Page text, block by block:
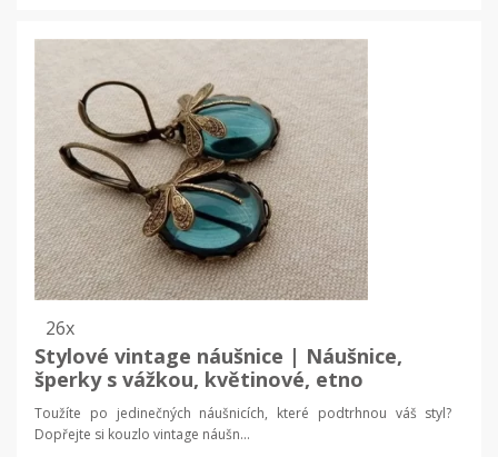
26x
Stylové vintage náušnice | Náušnice,
šperky s vážkou, květinové, etno
Toužíte po jedinečných náušnicích, které podtrhnou váš styl?
Dopřejte si kouzlo vintage náušn...